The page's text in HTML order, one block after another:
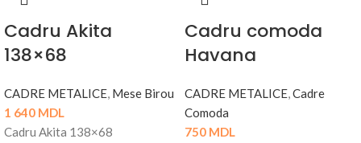
Cadru Akita
138×68
CADRE METALICE, Mese Birou
1 640 MDL
Cadru Akita 138×68
Cadru comoda
Havana
CADRE METALICE,Cadre
Comoda
750 MDL